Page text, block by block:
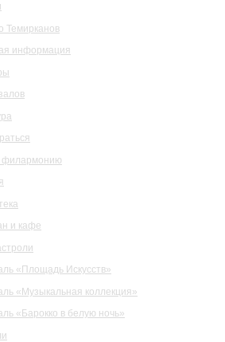
Темирканов
информация
филармонию
и кафе
«Площадь Искусств»
«Музыкальная коллекция»
«Барокко в белую ночь»